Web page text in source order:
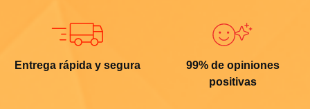
Entrega rápida y segura
99% de opiniones
positivas